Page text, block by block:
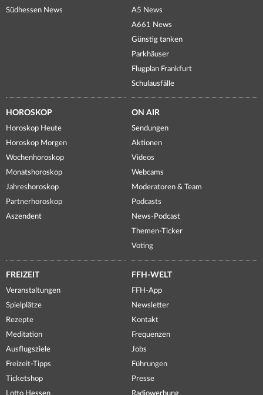
Südhessen News
A5 News
A661 News
Günstig tanken
Parkhäuser
Flugplan Frankfurt
Schulausfälle
HOROSKOP
Horoskop Heute
Horoskop Morgen
Wochenhoroskop
Monatshoroskop
Jahreshoroskop
Partnerhoroskop
Aszendent
ON AIR
Sendungen
Aktionen
Videos
Webcams
Moderatoren & Team
Podcasts
News-Podcast
Themen-Ticker
Voting
FREIZEIT
Veranstaltungen
Spielplätze
Rezepte
Meditation
Ausflugsziele
Freizeit-Tipps
Ticketshop
Lotto Hessen
FFH-WELT
FFH-App
Newsletter
Kontakt
Frequenzen
Jobs
Führungen
Presse
Radiowerbung